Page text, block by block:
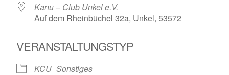
Kanu – Club Unkel e.V.
Auf dem Rheinbüchel 32a, Unkel, 53572
VERANSTALTUNGSTYP
KCU Sonstiges